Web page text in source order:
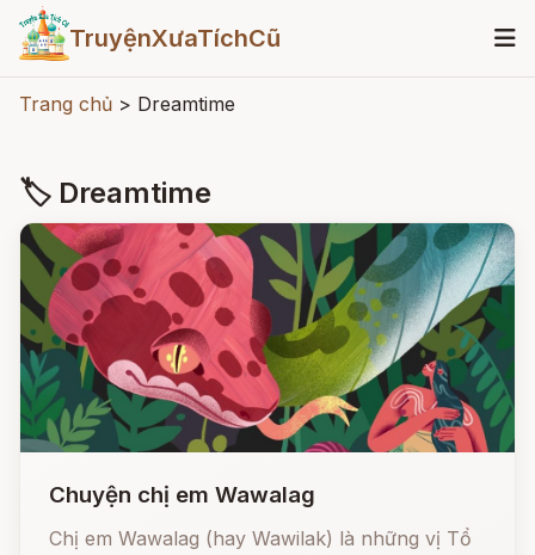
TruyệnXưaTíchCũ
Trang chủ > Dreamtime
🏷 Dreamtime
Chuyện chị em Wawalag
Chị em Wawalag (hay Wawilak) là những vị Tổ